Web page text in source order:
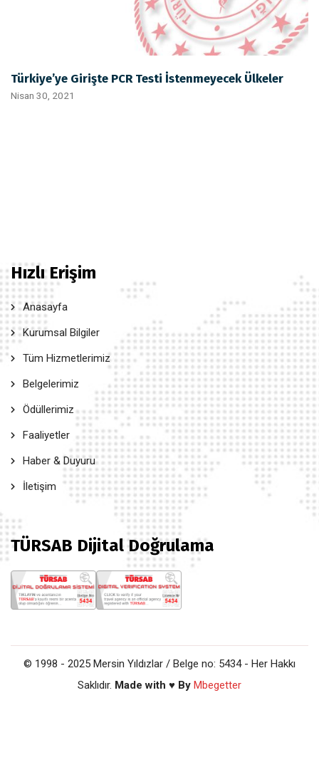
Türkiye’ye Girişte PCR Testi İstenmeyecek Ülkeler
Nisan 30, 2021
Hızlı Erişim
Anasayfa
Kurumsal Bilgiler
Tüm Hizmetlerimiz
Belgelerimiz
Ödüllerimiz
Faaliyetler
Haber & Duyuru
İletişim
TÜRSAB Dijital Doğrulama
© 1998 - 2025 Mersin Yıldızlar / Belge no: 5434 - Her Hakkı
Saklıdır. Made with ♥ By Mbegetter